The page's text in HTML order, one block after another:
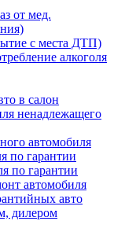
от мед.
с места ДТП)
алкоголя
в салон
ненадлежащего
автомобиля
по гарантии
по гарантии
автомобиля
авто
дилером